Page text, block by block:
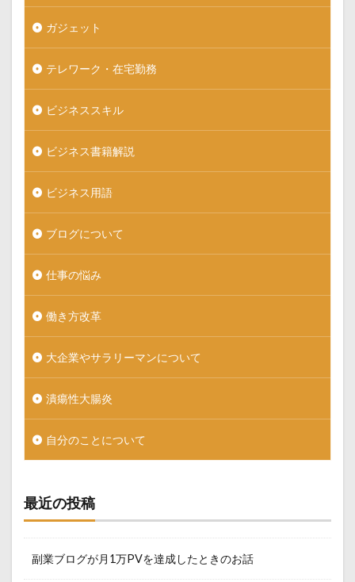
ガジェット
テレワーク・在宅勤務
ビジネススキル
ビジネス書籍解説
ビジネス用語
ブログについて
仕事の悩み
働き方改革
大企業やサラリーマンについて
潰瘍性大腸炎
自分のことについて
最近の投稿
副業ブログが月1万PVを達成したときのお話